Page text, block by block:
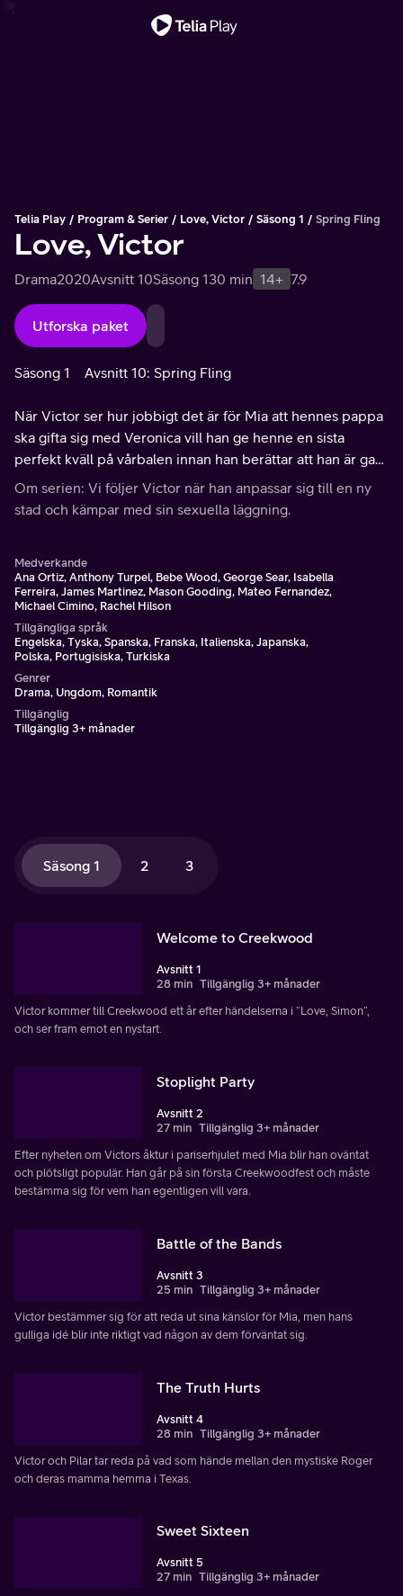
Telia Play Program & Serier Love, Victor Säsong 1 Spring Fling
Love, Victor
Drama2020Avsnitt 10Säsong 130 min 14+ 7.9
Utforska paket
Säsong 1 Avsnitt 10: Spring Fling
När Victor ser hur jobbigt det är för Mia att hennes pappa
ska gifta sig med Veronica vill han ge henne en sista
perfekt kväll på vårbalen innan han berättar att han är gay.
Men saker och ting börjar rämna när någon får reda på
Victors hemlighet.
Om serien: Vi följer Victor när han anpassar sig till en ny
stad och kämpar med sin sexuella läggning.
Medverkande
Ana Ortiz, Anthony Turpel, Bebe Wood, George Sear, Isabella
Ferreira, James Martinez, Mason Gooding, Mateo Fernandez,
Michael Cimino, Rachel Hilson
Tillgängliga språk
Engelska, Tyska, Spanska, Franska, Italienska, Japanska,
Polska, Portugisiska, Turkiska
Genrer
Drama, Ungdom, Romantik
Tillgänglig
Tillgänglig 3+ månader
Säsong 1 2 3
Welcome to Creekwood
Avsnitt 1
28 min Tillgänglig 3+ månader
Victor kommer till Creekwood ett år efter händelserna i ”Love, Simon”,
och ser fram emot en nystart.
Stoplight Party
Avsnitt 2
27 min Tillgänglig 3+ månader
Efter nyheten om Victors åktur i pariserhjulet med Mia blir han oväntat
och plötsligt populär. Han går på sin första Creekwoodfest och måste
bestämma sig för vem han egentligen vill vara.
Battle of the Bands
Avsnitt 3
25 min Tillgänglig 3+ månader
Victor bestämmer sig för att reda ut sina känslor för Mia, men hans
gulliga idé blir inte riktigt vad någon av dem förväntat sig.
The Truth Hurts
Avsnitt 4
28 min Tillgänglig 3+ månader
Victor och Pilar tar reda på vad som hände mellan den mystiske Roger
och deras mamma hemma i Texas.
Sweet Sixteen
Avsnitt 5
27 min Tillgänglig 3+ månader